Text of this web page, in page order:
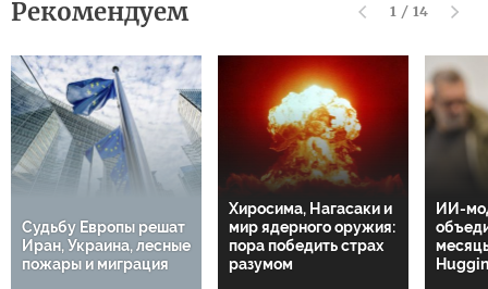
дорожает сахар
Обсуждение Правила
Чтобы участвовать в дискуссии
авторизуйтесь
илизарегистрируйтесь